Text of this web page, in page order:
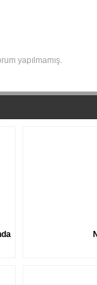
yapılmamış.